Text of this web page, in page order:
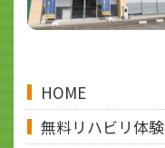
HOME
無料リハビリ体験